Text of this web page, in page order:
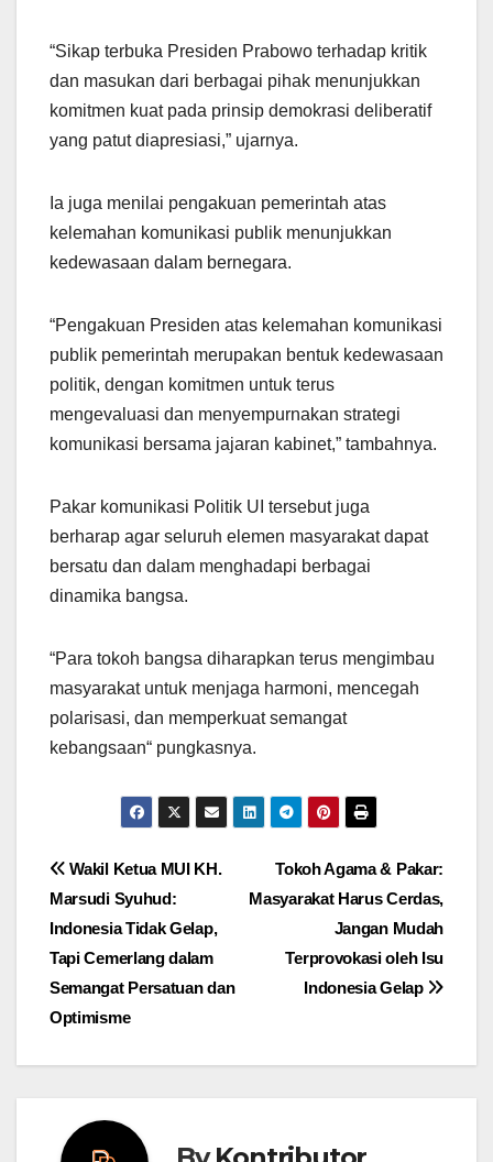
“Sikap terbuka Presiden Prabowo terhadap kritik
dan masukan dari berbagai pihak menunjukkan
komitmen kuat pada prinsip demokrasi deliberatif
yang patut diapresiasi,” ujarnya.
Ia juga menilai pengakuan pemerintah atas
kelemahan komunikasi publik menunjukkan
kedewasaan dalam bernegara.
“Pengakuan Presiden atas kelemahan komunikasi
publik pemerintah merupakan bentuk kedewasaan
politik, dengan komitmen untuk terus
mengevaluasi dan menyempurnakan strategi
komunikasi bersama jajaran kabinet,” tambahnya.
Pakar komunikasi Politik UI tersebut juga
berharap agar seluruh elemen masyarakat dapat
bersatu dan dalam menghadapi berbagai
dinamika bangsa.
“Para tokoh bangsa diharapkan terus mengimbau
masyarakat untuk menjaga harmoni, mencegah
polarisasi, dan memperkuat semangat
kebangsaan“ pungkasnya.
Post
navigation
Tokoh Agama & Pakar:
Masyarakat Harus Cerdas,
Jangan Mudah
Terprovokasi oleh Isu
Indonesia Gelap
Wakil Ketua MUI KH.
Marsudi Syuhud:
Indonesia Tidak Gelap,
Tapi Cemerlang dalam
Semangat Persatuan dan
Optimisme